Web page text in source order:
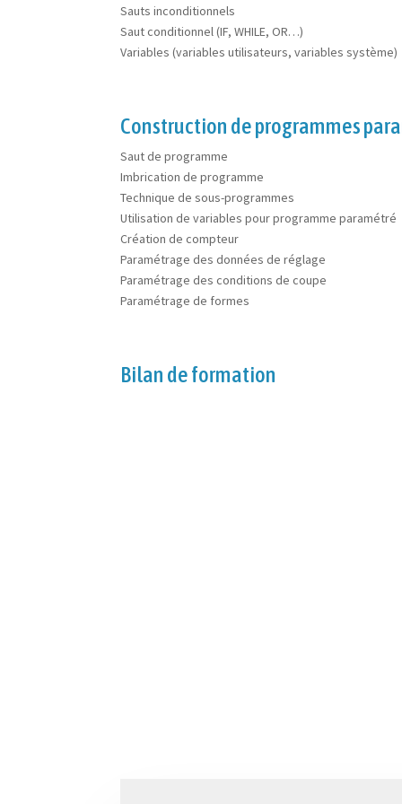
Sauts inconditionnels
Saut conditionnel (IF, WHILE, OR…)
Variables (variables utilisateurs, variables système)
Construction de programmes
Saut de programme
Imbrication de programme
Technique de sous-programmes
Utilisation de variables pour programme paramétré
Création de compteur
Paramétrage des données de réglage
Paramétrage des conditions de coupe
Paramétrage de formes
Bilan de formation